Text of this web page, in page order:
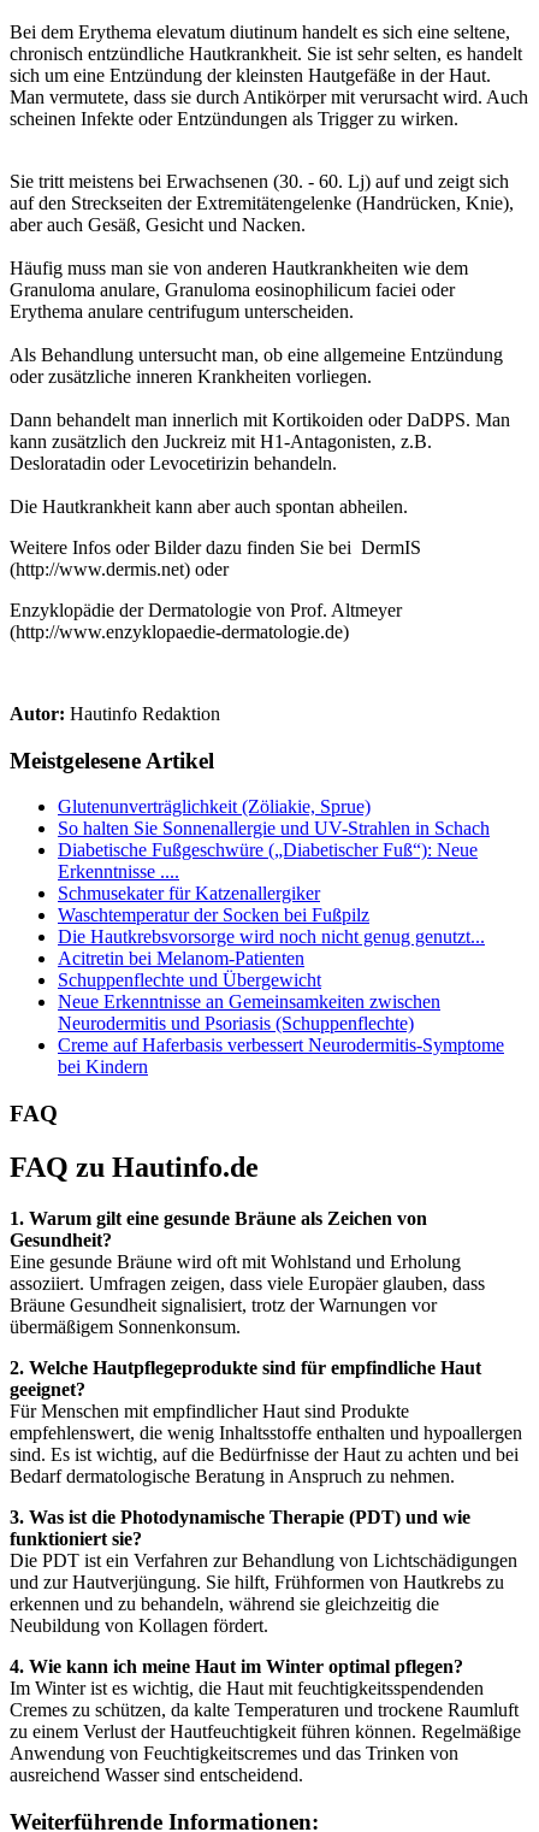
Bei dem Erythema elevatum diutinum handelt es sich eine seltene,
chronisch entzündliche Hautkrankheit. Sie ist sehr selten, es handelt
sich um eine Entzündung der kleinsten Hautgefäße in der Haut.
Man vermutete, dass sie durch Antikörper mit verursacht wird. Auch
scheinen Infekte oder Entzündungen als Trigger zu wirken.
Sie tritt meistens bei Erwachsenen (30. - 60. Lj) auf und zeigt sich
auf den Streckseiten der Extremitätengelenke (Handrücken, Knie),
aber auch Gesäß, Gesicht und Nacken.
Häufig muss man sie von anderen Hautkrankheiten wie dem
Granuloma anulare, Granuloma eosinophilicum faciei oder
Erythema anulare centrifugum unterscheiden.
Als Behandlung untersucht man, ob eine allgemeine Entzündung
oder zusätzliche inneren Krankheiten vorliegen.
Dann behandelt man innerlich mit Kortikoiden oder DaDPS. Man
kann zusätzlich den Juckreiz mit H1-Antagonisten, z.B.
Desloratadin oder Levocetirizin behandeln.
Die Hautkrankheit kann aber auch spontan abheilen.
Weitere Infos oder Bilder dazu finden Sie bei DermIS
(http://www.dermis.net) oder
Enzyklopädie der Dermatologie von Prof. Altmeyer
(http://www.enzyklopaedie-dermatologie.de)
Autor: Hautinfo Redaktion
Meistgelesene Artikel
Glutenunverträglichkeit (Zöliakie, Sprue)
So halten Sie Sonnenallergie und UV-Strahlen in Schach
Diabetische Fußgeschwüre („Diabetischer Fuß“): Neue
Erkenntnisse ....
Schmusekater für Katzenallergiker
Waschtemperatur der Socken bei Fußpilz
Die Hautkrebsvorsorge wird noch nicht genug genutzt...
Acitretin bei Melanom-Patienten
Schuppenflechte und Übergewicht
Neue Erkenntnisse an Gemeinsamkeiten zwischen
Neurodermitis und Psoriasis (Schuppenflechte)
Creme auf Haferbasis verbessert Neurodermitis-Symptome
bei Kindern
FAQ
FAQ zu Hautinfo.de
1. Warum gilt eine gesunde Bräune als Zeichen von
Gesundheit?
Eine gesunde Bräune wird oft mit Wohlstand und Erholung
assoziiert. Umfragen zeigen, dass viele Europäer glauben, dass
Bräune Gesundheit signalisiert, trotz der Warnungen vor
übermäßigem Sonnenkonsum.
2. Welche Hautpflegeprodukte sind für empfindliche Haut
geeignet?
Für Menschen mit empfindlicher Haut sind Produkte
empfehlenswert, die wenig Inhaltsstoffe enthalten und hypoallergen
sind. Es ist wichtig, auf die Bedürfnisse der Haut zu achten und bei
Bedarf dermatologische Beratung in Anspruch zu nehmen.
3. Was ist die Photodynamische Therapie (PDT) und wie
funktioniert sie?
Die PDT ist ein Verfahren zur Behandlung von Lichtschädigungen
und zur Hautverjüngung. Sie hilft, Frühformen von Hautkrebs zu
erkennen und zu behandeln, während sie gleichzeitig die
Neubildung von Kollagen fördert.
4. Wie kann ich meine Haut im Winter optimal pflegen?
Im Winter ist es wichtig, die Haut mit feuchtigkeitsspendenden
Cremes zu schützen, da kalte Temperaturen und trockene Raumluft
zu einem Verlust der Hautfeuchtigkeit führen können. Regelmäßige
Anwendung von Feuchtigkeitscremes und das Trinken von
ausreichend Wasser sind entscheidend.
Weiterführende Informationen: